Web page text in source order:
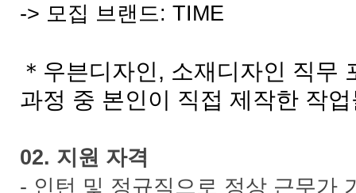
-> 모집 브랜드: TIME
＊우븐디자인, 소재디자인 직무
과정 중 본인이 직접 제작한 작
02. 지원 자격
- 인턴 및 정규직으로 정상 근무가